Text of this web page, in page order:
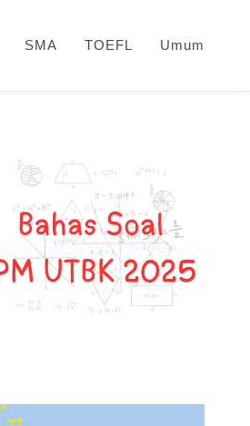
SMA TOEFL Umum